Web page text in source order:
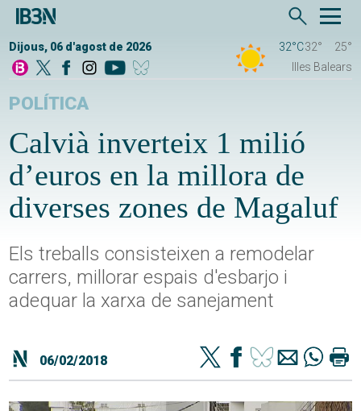
Dijous, 06 d'agost de 2026 32°C32°
25°
Illes Balears
POLÍTICA
Calvià inverteix 1 milió
d’euros en la millora de
diverses zones de Magaluf
Els treballs consisteixen a remodelar
carrers, millorar espais d'esbarjo i
adequar la xarxa de sanejament
06/02/2018